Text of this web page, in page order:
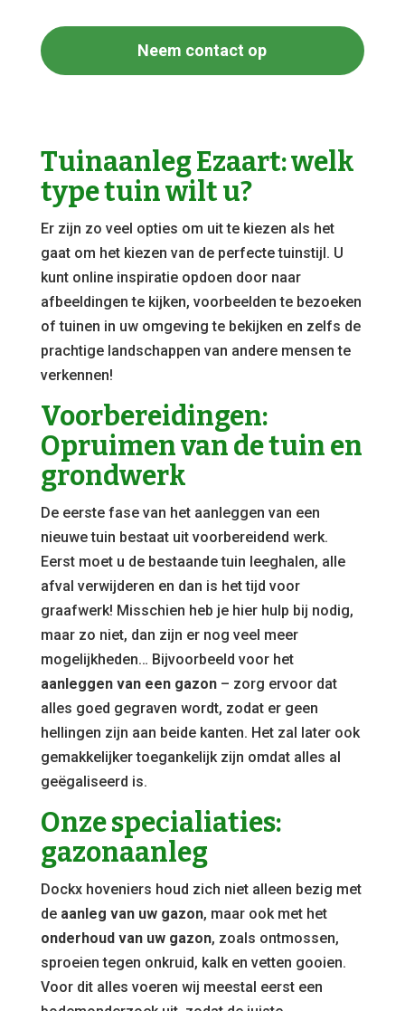
Neem contact op
Tuinaanleg Ezaart: welk
type tuin wilt u?
Er zijn zo veel opties om uit te kiezen als het
gaat om het kiezen van de perfecte tuinstijl. U
kunt online inspiratie opdoen door naar
afbeeldingen te kijken, voorbeelden te bezoeken
of tuinen in uw omgeving te bekijken en zelfs de
prachtige landschappen van andere mensen te
verkennen!
Voorbereidingen:
Opruimen van de tuin en
grondwerk
De eerste fase van het aanleggen van een
nieuwe tuin bestaat uit voorbereidend werk.
Eerst moet u de bestaande tuin leeghalen, alle
afval verwijderen en dan is het tijd voor
graafwerk! Misschien heb je hier hulp bij nodig,
maar zo niet, dan zijn er nog veel meer
mogelijkheden… Bijvoorbeeld voor het
aanleggen van een gazon– zorg ervoor dat
alles goed gegraven wordt, zodat er geen
hellingen zijn aan beide kanten. Het zal later ook
gemakkelijker toegankelijk zijn omdat alles al
geëgaliseerd is.
Onze specialiaties:
gazonaanleg
Dockx hoveniers houd zich niet alleen bezig met
de aanleg van uw gazon, maar ook met het
onderhoud van uw gazon, zoals ontmossen,
sproeien tegen onkruid, kalk en vetten gooien.
Voor dit alles voeren wij meestal eerst een